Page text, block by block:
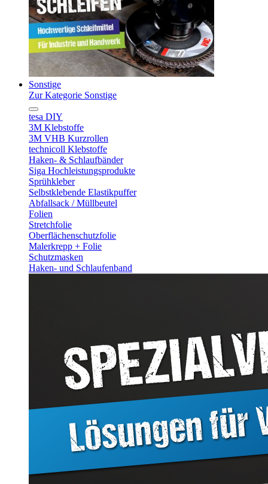
Sonstige
Zur Kategorie Sonstige
tesa DIY
3M Klebstoffe
3M VHB Kurzrollen
technicoll Klebstoffe
Haken- & Schlaufbänder
Siga Hochleistungsprodukte
Sprühkleber
Selbstklebende Elastikpuffer
Abfallsack / Müllbeutel
Folien
Stretchfolie
Oberflächenschutzfolie
Malerkrepp + Folie
Schutzmasken
Haken- und Schlaufenband